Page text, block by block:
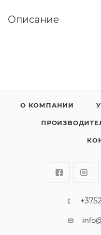
Описание
О КОМПАНИИ